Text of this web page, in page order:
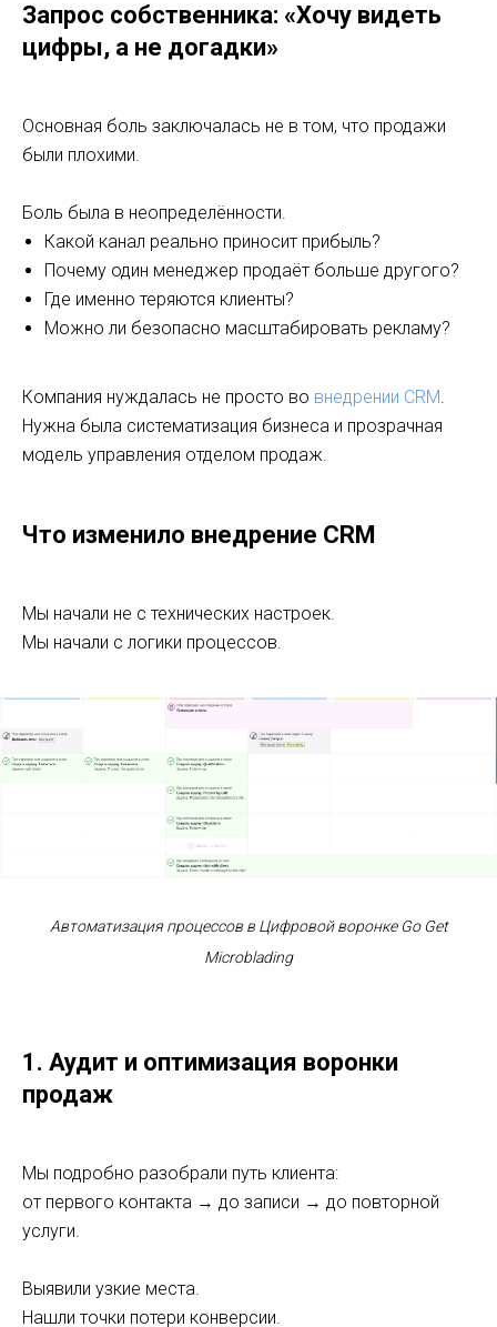
Запрос собственника: «Хочу видеть
цифры, а не догадки»
Основная боль заключалась не в том, что продажи
были плохими.
Боль была в неопределённости.
Какой канал реально приносит прибыль?
Почему один менеджер продаёт больше другого?
Где именно теряются клиенты?
Можно ли безопасно масштабировать рекламу?
Компания нуждалась не просто во внедрении CRM.
Нужна была систематизация бизнеса и прозрачная
модель управления отделом продаж.
Что изменило внедрение CRM
Мы начали не с технических настроек.
Мы начали с логики процессов.
Автоматизация процессов в Цифровой воронке Go Get
Microblading
1. Аудит и оптимизация воронки
продаж
Мы подробно разобрали путь клиента:
от первого контакта → до записи → до повторной
услуги.
Выявили узкие места.
Нашли точки потери конверсии.